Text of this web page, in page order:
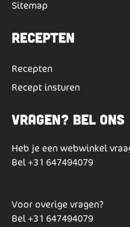
Sitemap
Recepten
Recepten
Recept insturen
Vragen? Bel ons
Heb je een webwinkel
Bel+31 647494079
Voor overige vragen?
Bel+31 647494079